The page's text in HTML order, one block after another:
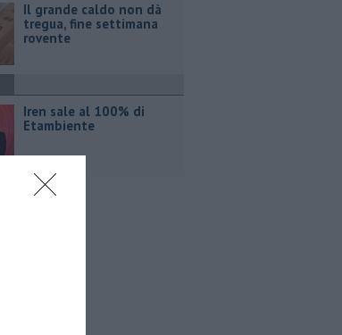
Il grande caldo non dà
tregua, fine settimana
rovente
Iren sale al 100% di
Etambiente